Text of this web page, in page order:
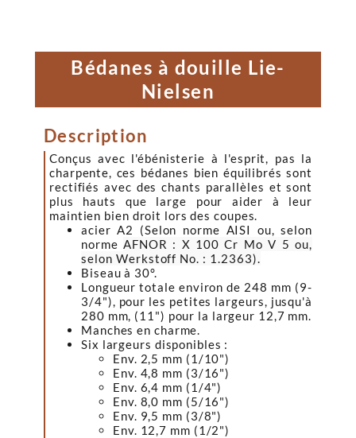
Bédanes à douille Lie-
Nielsen
Description
Conçus avec l'ébénisterie à l'esprit, pas la
charpente, ces bédanes bien équilibrés sont
rectifiés avec des chants parallèles et sont
plus hauts que large pour aider à leur
maintien bien droit lors des coupes.
acier A2 (Selon norme AISI ou, selon
norme AFNOR : X 100 Cr Mo V 5 ou,
selon Werkstoff No. : 1.2363).
Biseau à 30°.
Longueur totale environ de 248 mm (9-
3/4"), pour les petites largeurs, jusqu'à
280 mm, (11") pour la largeur 12,7 mm.
Manches en charme.
Six largeurs disponibles :
Env. 2,5 mm (1/10")
Env. 4,8 mm (3/16")
Env. 6,4 mm (1/4")
Env. 8,0 mm (5/16")
Env. 9,5 mm (3/8")
Env. 12,7 mm (1/2")